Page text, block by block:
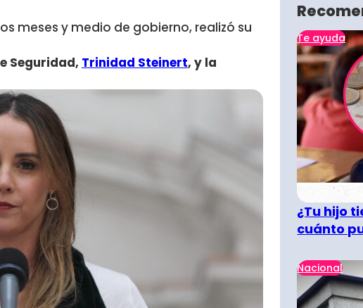
meses y medio de gobierno, realizó su
Seguridad, Trinidad Steinert, y la
Te ayuda
¿Tu hijo
cuánto
Nacional